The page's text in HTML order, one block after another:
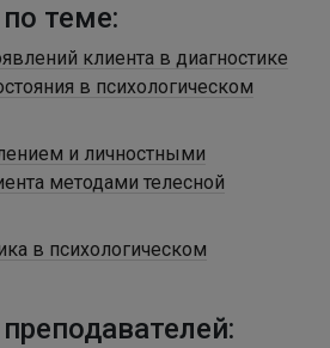
теме:
клиента в диагностике
в психологическом
и личностными
методами телесной
в психологическом